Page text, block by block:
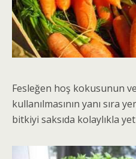
Fesleğen hoş kokusunun
kullanılmasının yanı sıra
bitkiyi saksıda kolaylıkla